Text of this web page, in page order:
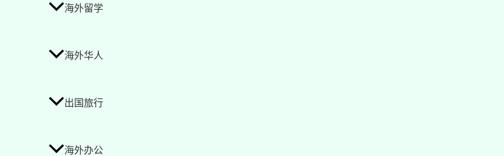
海外留学
海外华人
出国旅行
海外办公